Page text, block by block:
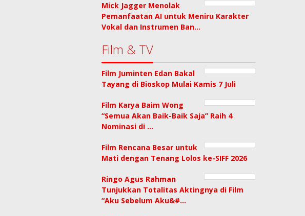
Mick Jagger Menolak
Pemanfaatan AI untuk Meniru Karakter
Vokal dan Instrumen Ban…
Film & TV
Film Juminten Edan Bakal
Tayang di Bioskop Mulai Kamis 7 Juli
Film Karya Baim Wong
“Semua Akan Baik-Baik Saja” Raih 4
Nominasi di …
Film Rencana Besar untuk
Mati dengan Tenang Lolos ke-SIFF 2026
Ringo Agus Rahman
Tunjukkan Totalitas Aktingnya di Film
“Aku Sebelum Aku&#…